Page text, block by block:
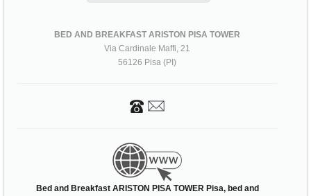
BED AND BREAKFAST ARISTON PISA TOWER
Via Cardinale Maffi, 21
56126 Pisa (PI)
Bed and Breakfast ARISTON PISA TOWER Pisa, bed and